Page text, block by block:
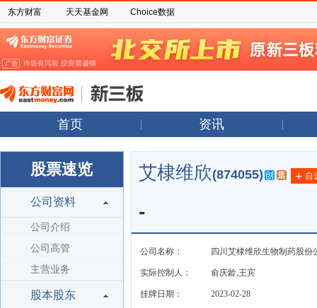
东方财富 天天基金网 Choice数据
首页 资讯
股票速览
公司资料
公司介绍
公司高管
主营业务
股本股东
艾棣维欣(874055) + 自
-
公司名称： 四川艾棣维欣生物制药股份
实际控制人： 俞庆龄,王宾
挂牌日期： 2023-02-28